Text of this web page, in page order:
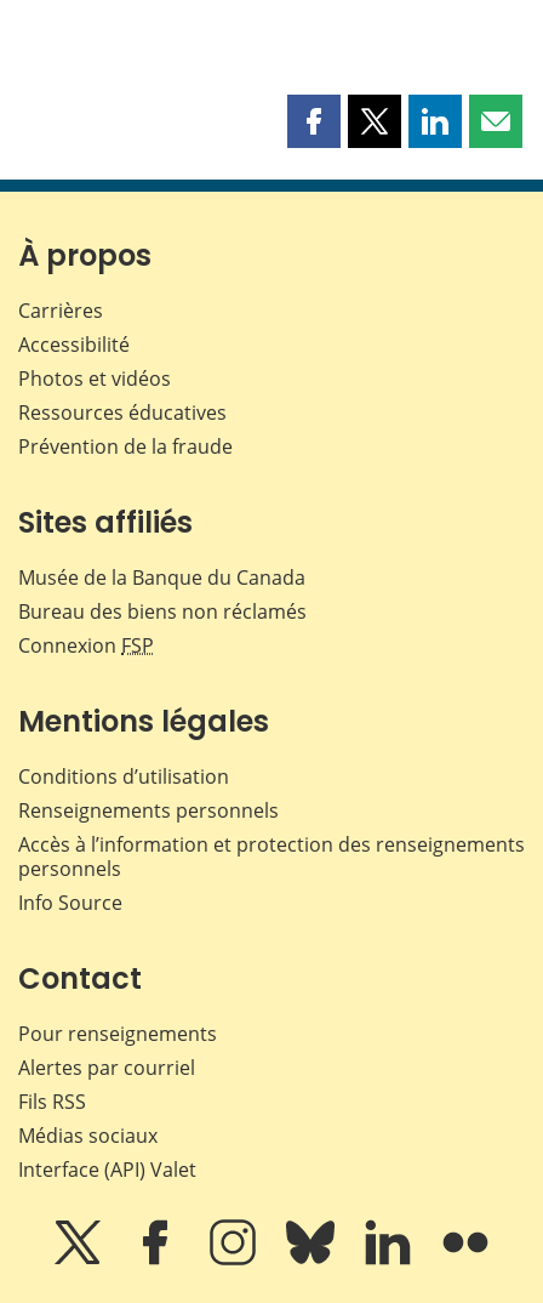
Partager
page
Partager
page
Partager
page page
À propos
Carrières
Accessibilité
Photos et vidéos
Ressources éducatives
Prévention de la fraude
Sites affiliés
Musée de la Banque du Canada
Bureau des biens non réclamés
Connexion FSP
Mentions légales
Conditions d’utilisation
Renseignements personnels
Accès à l’information et protection des renseignements
personnels
Info Source
Contact
Pour renseignements
Alertes par courriel
Fils RSS
Médias sociaux
Interface (API) Valet